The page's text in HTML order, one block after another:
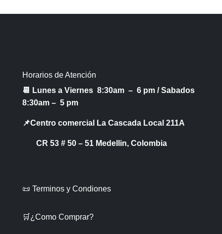
Horarios de Atención
📆 Lunes a Viernes 8:30am – 6 pm /Sabados
8:30am – 5 pm
📌Centro comercial La Cascada Local 211A
CR 53 # 50 – 51 Medellin, Colombia
📜 Terminos y Condiones
🛒¿Como Comprar?